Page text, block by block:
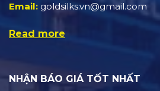
Email: goldsilks.vn@gmail.com
Read more
NHẬN BÁO GIÁ TỐT NHẤT